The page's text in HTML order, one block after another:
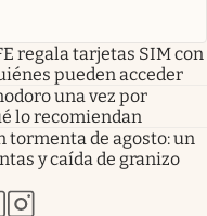
regala tarjetas SIM con
pueden acceder
una vez por
lo recomiendan
tormenta de agosto: un
y caída de granizo
pestaña
nueva pestaña
en nueva pestaña
abre en nueva pestaña
abre en nueva pestaña